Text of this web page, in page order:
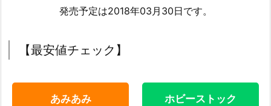
発売予定は2018年03月30日です。
【最安値チェック】
あみあみ ホビーストック